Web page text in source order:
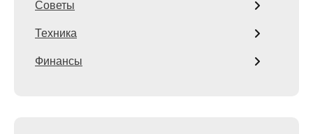
Советы
Техника
Финансы